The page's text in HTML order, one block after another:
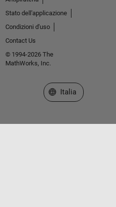
Stato dell'applicazione
Condizioni d'uso
Contact Us
© 1994-2026 The
MathWorks, Inc.
Seleziona un sito web
Italia